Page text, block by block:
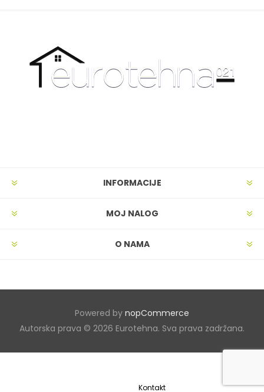
INFORMACIJE
MOJ NALOG
O NAMA
Powered by nopCommerce
Autorska prava © 2026 Eurotehna. Sva prava zadržana.
Kontakt